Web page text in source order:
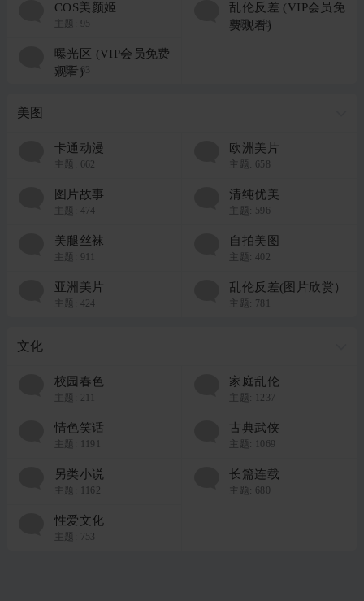
COS美颜姬
主题: 95
乱伦反差 (VIP会员免
费观看)
主题:209
曝光区 (VIP会员免费
观看)
主题: 63
美图
卡通动漫
主题: 662
欧洲美片
主题: 658
图片故事
主题: 474
清纯优美
主题: 596
美腿丝袜
主题: 911
自拍美图
主题:402
亚洲美片
主题: 424
乱伦反差(图片欣赏）
主题: 781
文化
校园春色
主题: 211
家庭乱伦
主题: 1237
情色笑话
主题: 1191
古典武侠
主题: 1069
另类小说
主题: 1162
长篇连载
主题: 680
性爱文化
主题: 753